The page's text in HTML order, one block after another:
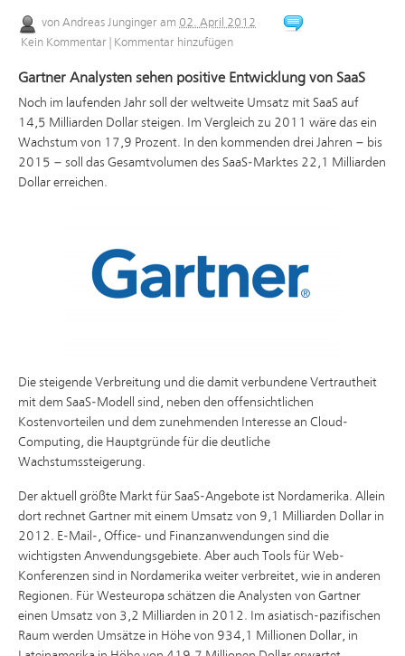
von Andreas Junginger am 02. April 2012
Kein Kommentar
Kommentar hinzufügen
Gartner Analysten sehen positive Entwicklung von SaaS
Noch im laufenden Jahr soll der weltweite Umsatz mit SaaS auf
14,5 Milliarden Dollar steigen. Im Vergleich zu 2011 wäre das ein
Wachstum von 17,9 Prozent. In den kommenden drei Jahren – bis
2015 – soll das Gesamtvolumen des SaaS-Marktes 22,1 Milliarden
Dollar erreichen.
Die steigende Verbreitung und die damit verbundene Vertrautheit
mit dem SaaS-Modell sind, neben den offensichtlichen
Kostenvorteilen und dem zunehmenden Interesse an Cloud-
Computing, die Hauptgründe für die deutliche
Wachstumssteigerung.
Der aktuell größte Markt für SaaS-Angebote ist Nordamerika. Allein
dort rechnet Gartner mit einem Umsatz von 9,1 Milliarden Dollar in
2012. E-Mail-, Office- und Finanzanwendungen sind die
wichtigsten Anwendungsgebiete. Aber auch Tools für Web-
Konferenzen sind in Nordamerika weiter verbreitet, wie in anderen
Regionen. Für Westeuropa schätzen die Analysten von Gartner
einen Umsatz von 3,2 Milliarden in 2012. Im asiatisch-pazifischen
Raum werden Umsätze in Höhe von 934,1 Millionen Dollar, in